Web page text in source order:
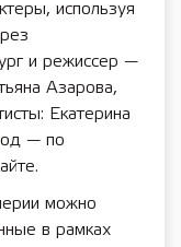
используя
и режиссер —
Азарова,
Екатерина
— по
можно
в рамках